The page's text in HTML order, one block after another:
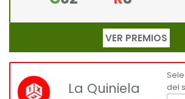
VER PREMIOS
La Quiniela
del